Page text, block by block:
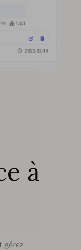
à
gérez